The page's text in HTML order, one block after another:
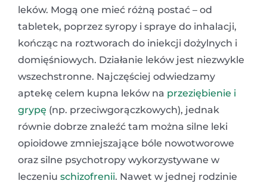
leków. Mogą one mieć różną postać – od
tabletek, poprzez syropy i spraye do inhalacji,
kończąc na roztworach do iniekcji dożylnych i
domięśniowych. Działanie leków jest niezwykle
wszechstronne. Najczęściej odwiedzamy
aptekę celem kupna leków na przeziębienie i
grypę (np. przeciwgorączkowych), jednak
równie dobrze znaleźć tam można silne leki
opioidowe zmniejszające bóle nowotworowe
oraz silne psychotropy wykorzystywane w
leczeniu schizofrenii. Nawet w jednej rodzinie